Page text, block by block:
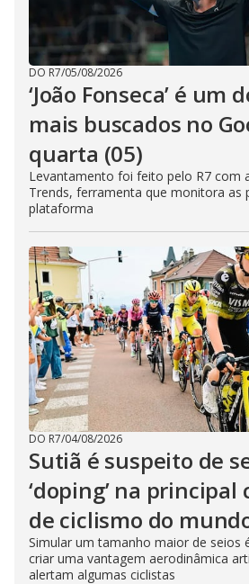
DO R7/05/08/2026
‘João Fonseca’ é um
mais buscados no
quarta (05)
Levantamento foi feito pelo R7 com
Trends, ferramenta que monitora as
plataforma
DO R7/04/08/2026
Sutiã é suspeito de
‘doping’ na
de ciclismo do
Simular um tamanho maior de seios
criar uma vantagem aerodinâmica
alertam algumas ciclistas